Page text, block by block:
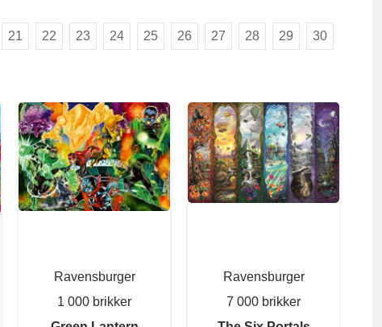
21 22 23 24 25 26 27 28 29 30
Ravensburger
1 000 brikker
Ravensburger
7 000 brikker